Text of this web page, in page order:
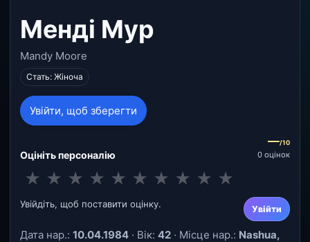
Менді Мур
Mandy Moore
Стать: Жіноча
Увійти, щоб зберегти
Оцініть персоналію
—/10
0 оцінок
★ ★ ★ ★ ★ ★ ★ ★ ★ ★
Увійдіть, щоб поставити оцінку. Увійти
Дата нар.: 10.04.1984 · Вік: 42 · Місце нар.: Nashua,